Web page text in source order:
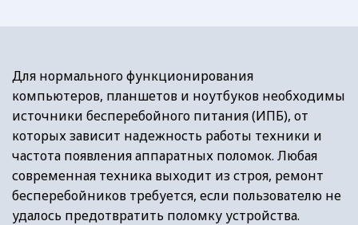
Для нормального функционирования
компьютеров, планшетов и ноутбуков необходимы
источники бесперебойного питания (ИПБ), от
которых зависит надежность работы техники и
частота появления аппаратных поломок. Любая
современная техника выходит из строя, ремонт
бесперебойников требуется, если пользователю не
удалось предотвратить поломку устройства.